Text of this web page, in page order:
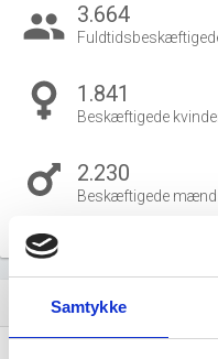
Samtykke
group 3.664
1.841
Beskæftigede
2.230
Beskæftigede mænd
Gå til
Nye og ophørte